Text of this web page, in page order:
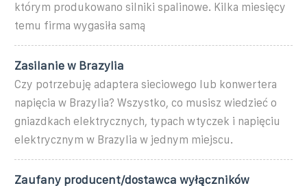
którym produkowano silniki spalinowe. Kilka miesięcy
temu firma wygasiła samą
Zasilanie w Brazylia
Czy potrzebuję adaptera sieciowego lub konwertera
napięcia w Brazylia? Wszystko, co musisz wiedzieć o
gniazdkach elektrycznych, typach wtyczek i napięciu
elektrycznym w Brazylia w jednym miejscu.
Zaufany producent/dostawca wyłączników